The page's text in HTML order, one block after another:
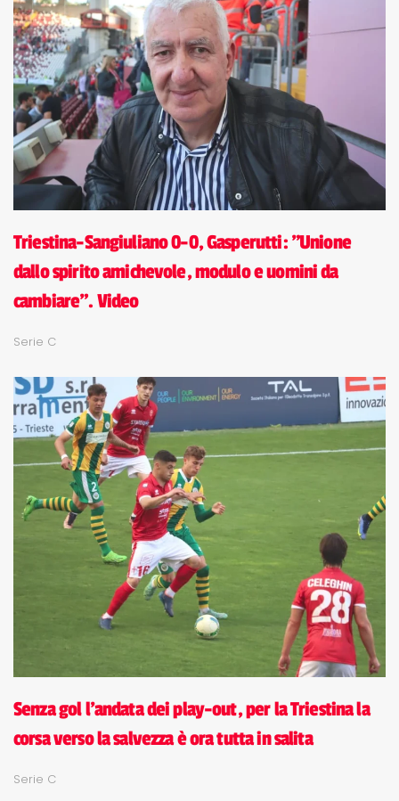
Triestina-Sangiuliano 0-0, Gasperutti: "Unione
dallo spirito amichevole, modulo e uomini da
cambiare". Video
Serie C
Senza gol l'andata dei play-out, per la Triestina la
corsa verso la salvezza è ora tutta in salita
Serie C